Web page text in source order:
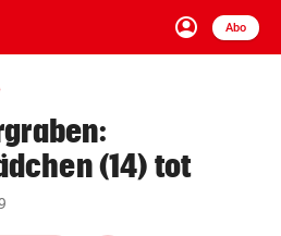
account_circle
Anmelden
Abo
close Schließen
arrow_right
(14) tot